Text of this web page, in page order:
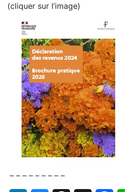
(cliquer sur l’image)
– – – – – – – – –